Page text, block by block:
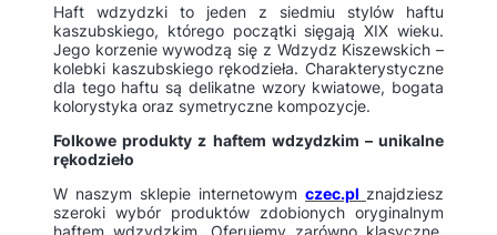
Haft wdzydzki to jeden z siedmiu stylów haftu
kaszubskiego, którego początki sięgają XIX wieku.
Jego korzenie wywodzą się z Wdzydz Kiszewskich –
kolebki kaszubskiego rękodzieła. Charakterystyczne
dla tego haftu są delikatne wzory kwiatowe, bogata
kolorystyka oraz symetryczne kompozycje.
Folkowe produkty z haftem wdzydzkim – unikalne
rękodzieło
W naszym sklepie internetowym czec.pl znajdziesz
szeroki wybór produktów zdobionych oryginalnym
haftem wdzydzkim. Oferujemy zarówno klasyczne,